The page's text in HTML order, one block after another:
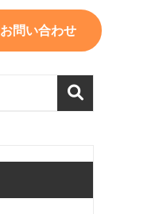
お問い合わせ